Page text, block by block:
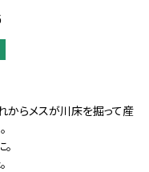
からメスが川床を掘って産